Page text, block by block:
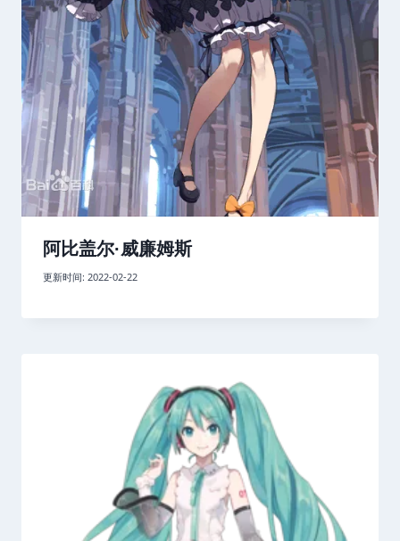
阿比盖尔·威廉姆斯
更新时间: 2022-02-22